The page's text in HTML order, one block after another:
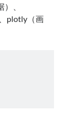
、
plotly（画